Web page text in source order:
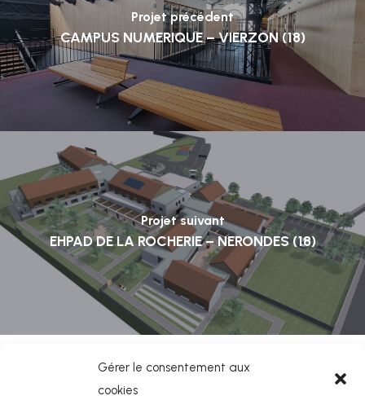
Gérer le consentement aux
cookies
Projet précédent
CAMPUS NUMERIQUE – VIERZON (18)
Projet suivant
EHPAD DE LA ROCHERIE – NERONDES (18)